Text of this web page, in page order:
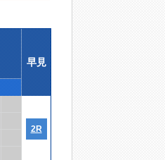
早見
2R